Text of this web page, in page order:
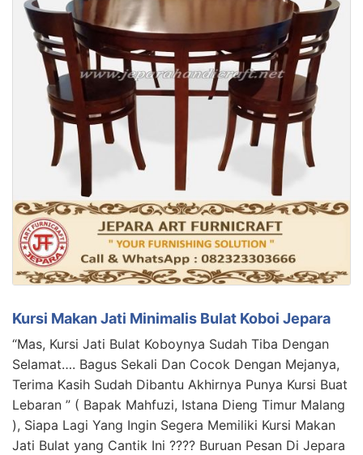
Kursi Makan Jati Minimalis Bulat Koboi Jepara
“Mas, Kursi Jati Bulat Koboynya Sudah Tiba Dengan
Selamat…. Bagus Sekali Dan Cocok Dengan Mejanya,
Terima Kasih Sudah Dibantu Akhirnya Punya Kursi Buat
Lebaran ” ( Bapak Mahfuzi, Istana Dieng Timur Malang
), Siapa Lagi Yang Ingin Segera Memiliki Kursi Makan
Jati Bulat yang Cantik Ini ???? Buruan Pesan Di Jepara